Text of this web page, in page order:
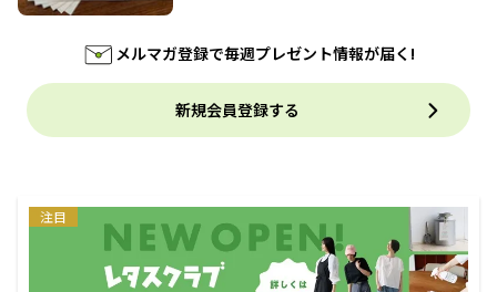
メルマガ登録で毎週プレゼント情報が届く!
新規会員登録する
注目